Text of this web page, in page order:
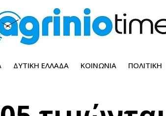
ΔΥΤΙΚΉ ΕΛΛΆΔΑ ΚΟΙΝΩΝΊΑ ΠΟΛΙΤΙΚΉ